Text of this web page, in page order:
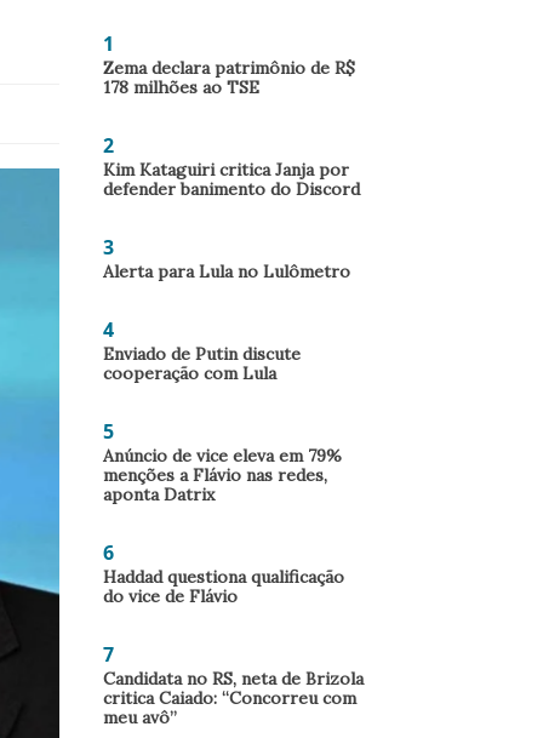
1
Zema declara patrimônio de R$
178 milhões ao TSE
2
Kim Kataguiri critica Janja por
defender banimento do Discord
3
Alerta para Lula no Lulômetro
4
Enviado de Putin discute
cooperação com Lula
5
Anúncio de vice eleva em 79%
menções a Flávio nas redes,
aponta Datrix
6
Haddad questiona qualificação
do vice de Flávio
7
Candidata no RS, neta de Brizola
critica Caiado: “Concorreu com
meu avô”